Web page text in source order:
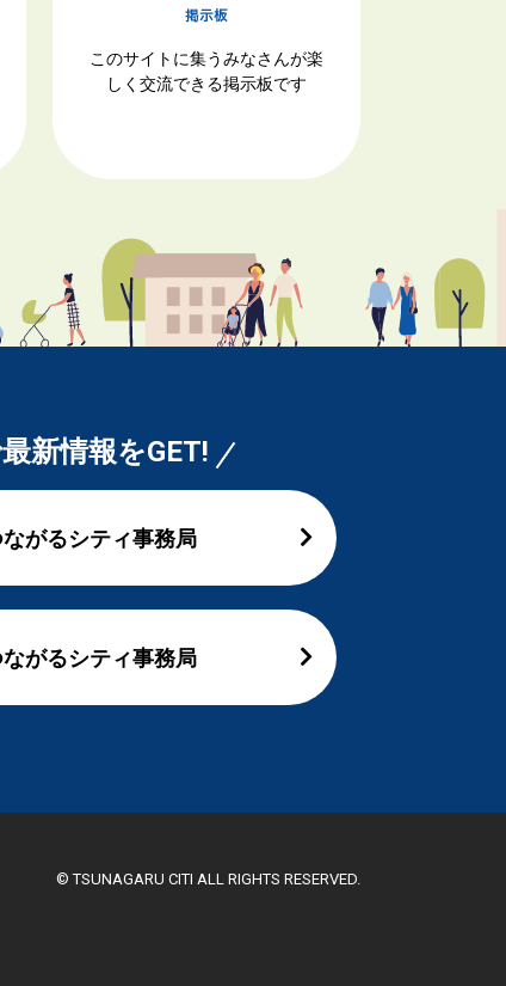
このサイトに集うみなさんが楽
しく交流できる掲示板です
新情報をGET!
がるシティ事務局
がるシティ事務局
© TSUNAGARU CITI ALL RIGHTS RESERVED.